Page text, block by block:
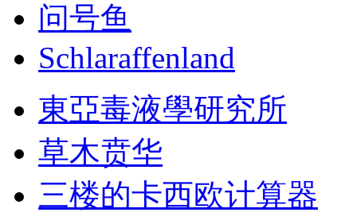
问号鱼
Schlaraffenland
東亞毒液學研究所
草木贲华
三楼的卡西欧计算器